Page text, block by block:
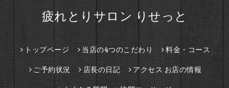
疲れとりサロン りせっと
トップページ 当店の4つのこだわり 料金・コース
ご予約状況 店長の日記 アクセス お店の情報